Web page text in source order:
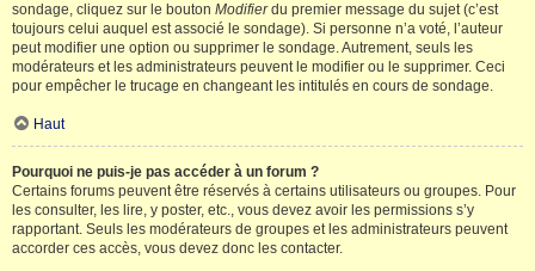
sondage, cliquez sur le bouton Modifierdu premier message du sujet (c’est
toujours celui auquel est associé le sondage). Si personne n’a voté, l’auteur
peut modifier une option ou supprimer le sondage. Autrement, seuls les
modérateurs et les administrateurs peuvent le modifier ou le supprimer. Ceci
pour empêcher le trucage en changeant les intitulés en cours de sondage.
Haut
Pourquoi ne puis-je pas accéder à un forum ?
Certains forums peuvent être réservés à certains utilisateurs ou groupes. Pour
les consulter, les lire, y poster, etc., vous devez avoir les permissions s’y
rapportant. Seuls les modérateurs de groupes et les administrateurs peuvent
accorder ces accès, vous devez donc les contacter.